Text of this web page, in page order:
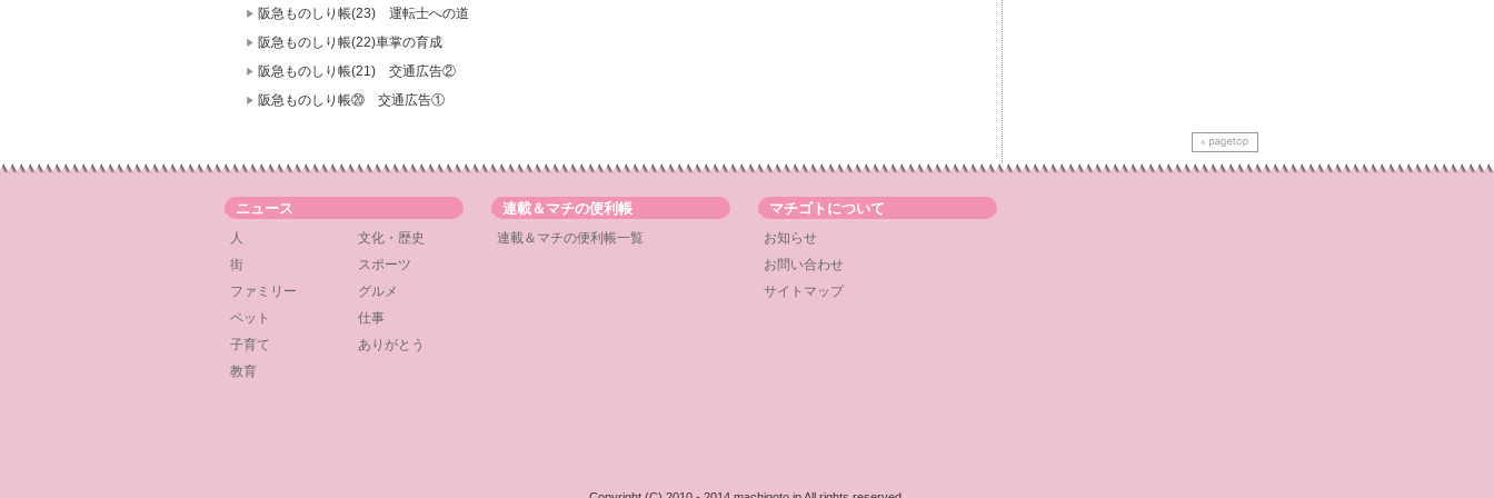
阪急ものしり帳(23) 運転士への道
阪急ものしり帳(22)車掌の育成
阪急ものしり帳(21) 交通広告②
阪急ものしり帳⑳ 交通広告①
ニュース
人
文化・歴史
街
スポーツ
ファミリー
グルメ
ペット
仕事
子育て
ありがとう
教育
連載＆マチの便利帳
連載＆マチの便利帳一覧
マチゴトについて
お知らせ
お問い合わせ
サイトマップ